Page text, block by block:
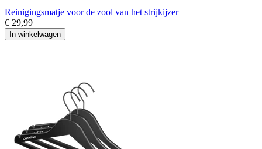
Reinigingsmatje voor de zool van het strijkijzer
€ 29,99
In winkelwagen